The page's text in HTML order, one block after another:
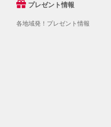
プレゼント情報
各地域発！プレゼント情報